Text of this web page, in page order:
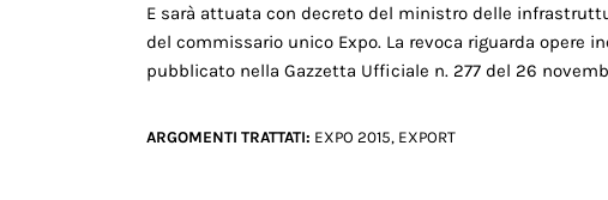
E sarà attuata con decreto del ministro delle
del commissario unico Expo. La revoca riguarda opere
pubblicato nella Gazzetta Ufficiale n. 277 del 26
ARGOMENTI TRATTATI: EXPO 2015, EXPORT